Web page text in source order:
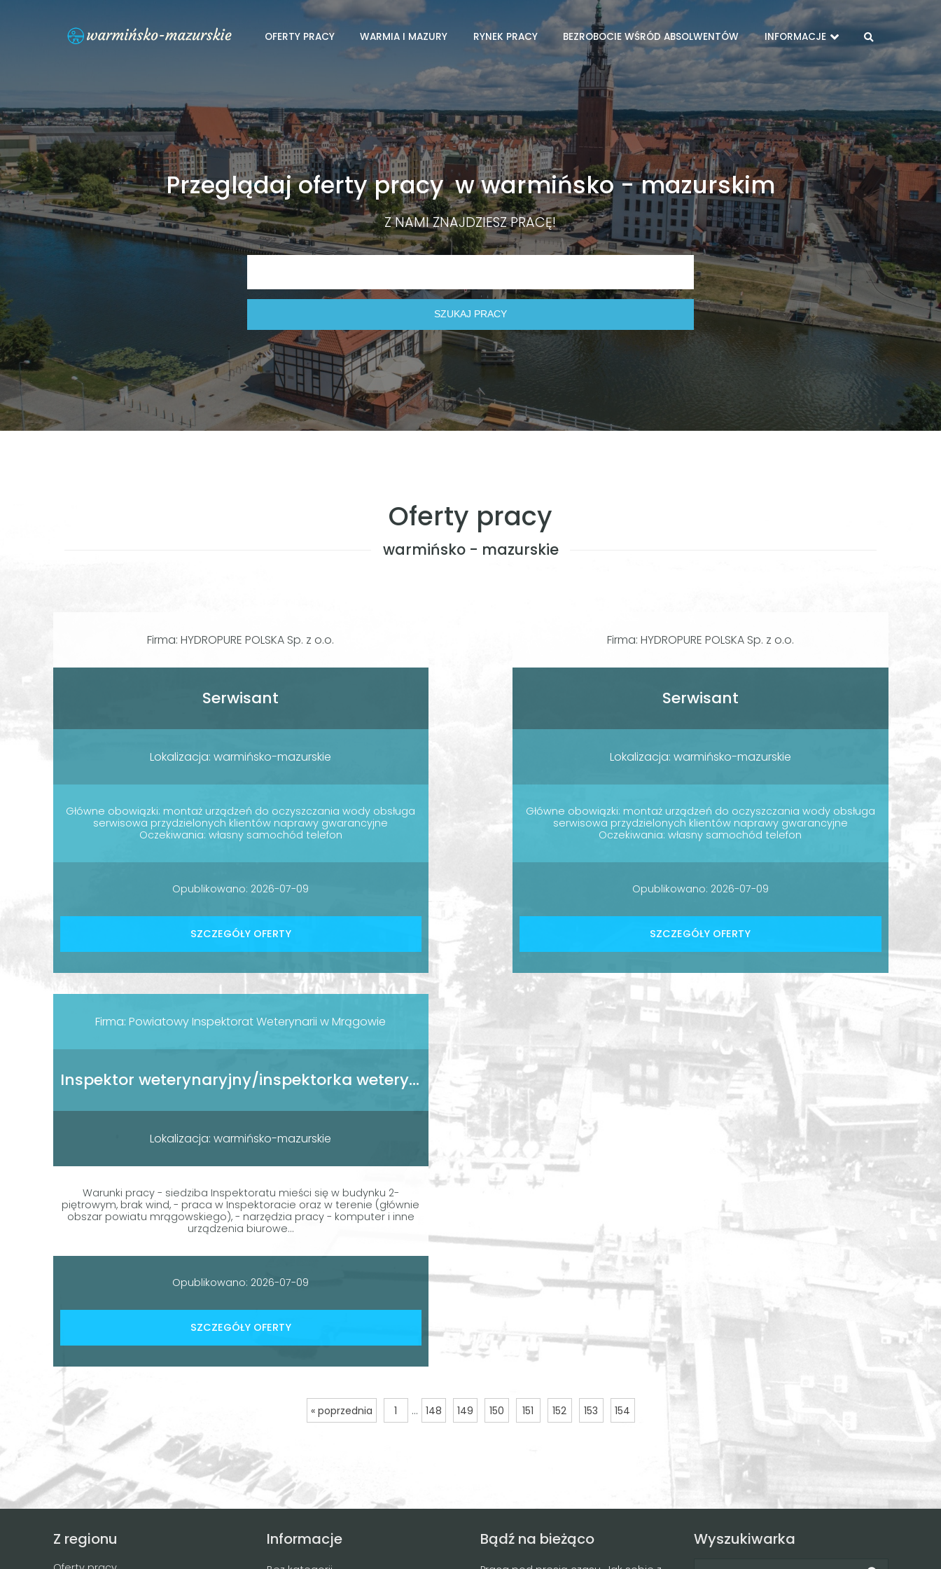
OFERTY PRACY WARMIA I MAZURY RYNEK PRACY BEZROBOCIE WŚRÓD ABSOLWENTÓW INFORMACJE
Przeglądaj oferty pracy w warmińsko - mazurskim
Z NAMI ZNAJDZIESZ PRACĘ!
Oferty pracy
warmińsko - mazurskie
Firma: HYDROPURE POLSKA Sp. z o.o.
Serwisant
Lokalizacja: warmińsko-mazurskie
Główne obowiązki: montaż urządzeń do oczyszczania wody obsługa
serwisowa przydzielonych klientów naprawy gwarancyjne
Oczekiwania: własny samochód telefon
Opublikowano: 2026-07-09
SZCZEGÓŁY OFERTY
Firma: HYDROPURE POLSKA Sp. z o.o.
Serwisant
Lokalizacja: warmińsko-mazurskie
Główne obowiązki: montaż urządzeń do oczyszczania wody obsługa
serwisowa przydzielonych klientów naprawy gwarancyjne
Oczekiwania: własny samochód telefon
Opublikowano: 2026-07-09
SZCZEGÓŁY OFERTY
Firma: Powiatowy Inspektorat Weterynarii w Mrągowie
Inspektor weterynaryjny/inspektorka weterynaryjna
Lokalizacja: warmińsko-mazurskie
Warunki pracy - siedziba Inspektoratu mieści się w budynku 2-
piętrowym, brak wind, - praca w Inspektoracie oraz w terenie (głównie
obszar powiatu mrągowskiego), - narzędzia pracy - komputer i inne
urządzenia biurowe...
Opublikowano: 2026-07-09
SZCZEGÓŁY OFERTY
« poprzednia 1 ... 148 149 150 151 152 153 154
Z regionu Informacje Bądź na bieżąco Wyszukiwarka